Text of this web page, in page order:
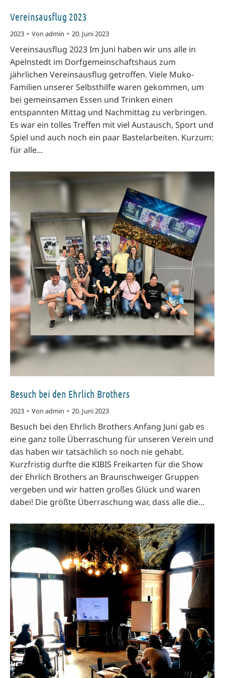
Vereinsausflug 2023
2023 Von admin 20. Juni 2023
Vereinsausflug 2023 Im Juni haben wir uns alle in
Apelnstedt im Dorfgemeinschaftshaus zum
jährlichen Vereinsausflug getroffen. Viele Muko-
Familien unserer Selbsthilfe waren gekommen, um
bei gemeinsamen Essen und Trinken einen
entspannten Mittag und Nachmittag zu verbringen.
Es war ein tolles Treffen mit viel Austausch, Sport und
Spiel und auch noch ein paar Bastelarbeiten. Kurzum:
für alle…
Besuch bei den Ehrlich Brothers
2023 Von admin 20. Juni 2023
Besuch bei den Ehrlich Brothers Anfang Juni gab es
eine ganz tolle Überraschung für unseren Verein und
das haben wir tatsächlich so noch nie gehabt.
Kurzfristig durfte die KIBIS Freikarten für die Show
der Ehrlich Brothers an Braunschweiger Gruppen
vergeben und wir hatten großes Glück und waren
dabei! Die größte Überraschung war, dass alle die…